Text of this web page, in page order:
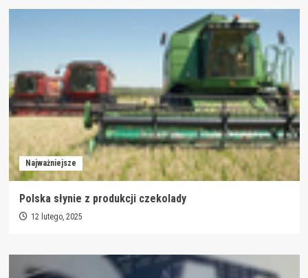
Najważniejsze
Polska słynie z produkcji czekolady
12 lutego, 2025